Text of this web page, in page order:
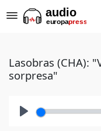
Lasobras (CHA):
sorpresa"